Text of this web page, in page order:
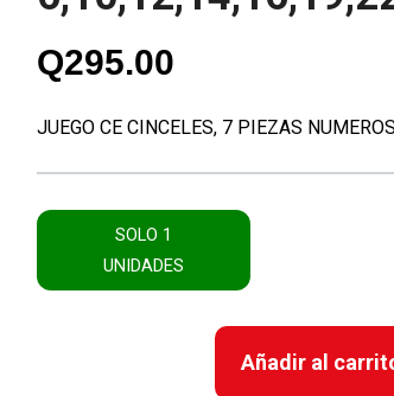
Q295.00
JUEGO CE CINCELES, 7 PIEZAS
SOLO 1
UNIDADES
Añadir al